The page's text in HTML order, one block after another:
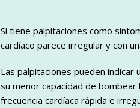
Si tiene palpitaciones como
cardíaco parece irregular y con
Las palpitaciones pueden
su menor capacidad de bombear
frecuencia cardíaca rápida e